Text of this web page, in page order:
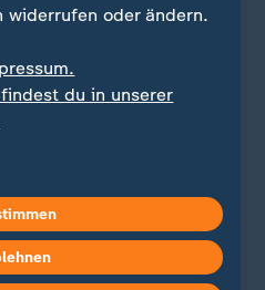
widerrufen oder ändern.
du in unserer